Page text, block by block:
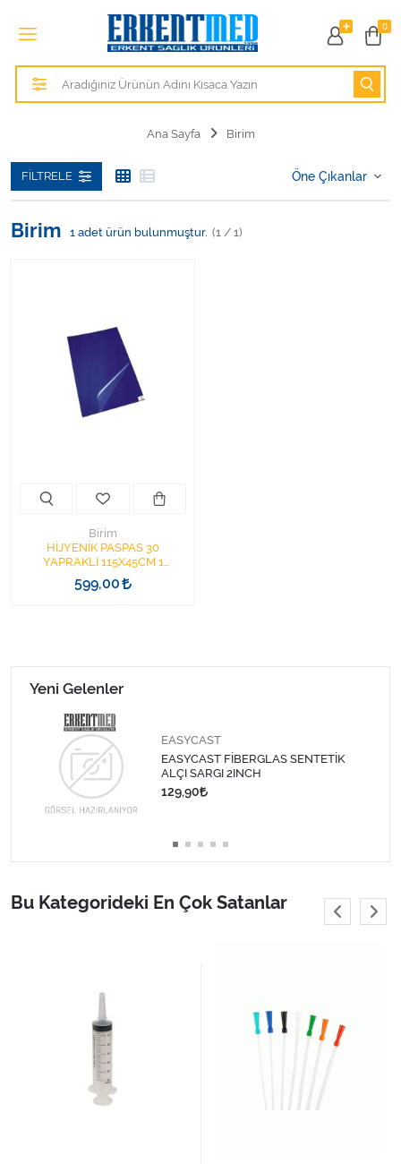
0
Tüm Kategoriler
Alezler
Hasta Bakım Ürünleri
Hastane Mobilyaları
Kişisel Bakım ve Sağlık
Kişisel Bakım ve Sağlık
Ortopedi Ürünleri
Ortopedi Ürünleri
Sarf Malzemeleri
Sarf Malzemeleri
Tıbbi Tekstil Ürünleri
Varis Çorapları
Ana Sayfa Birim
FILTRELE
Birim 1 adet ürün bulunmuştur. (1 / 1)
Birim
HİJYENİK PASPAS 30
YAPRAKLI 115X45CM 1
TABAKA = 30 YAPRAK SAHA
PASPASI
599,00
Yeni Gelenler
EASYCAST
EASYCAST FİBERGLAS SENTETİK
ALÇI SARGI 2INCH
129,90
Bu Kategorideki En Çok Satanlar